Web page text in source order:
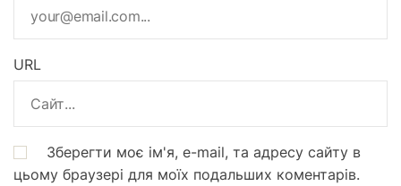
URL
Зберегти моє ім'я, e-mail, та адресу сайту в
цьому браузері для моїх подальших коментарів.